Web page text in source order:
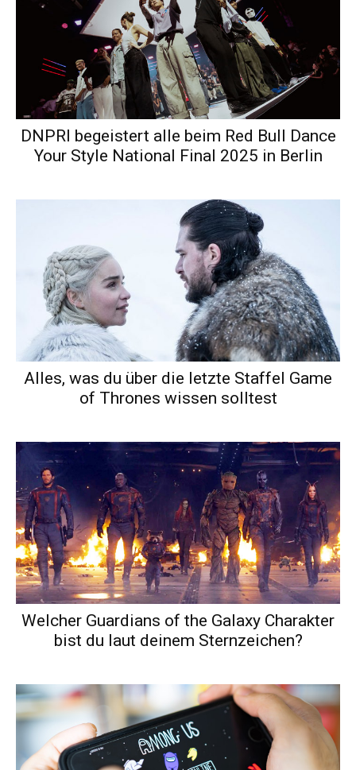
DNPRI begeistert alle beim Red Bull Dance
Your Style National Final 2025 in Berlin
Alles, was du über die letzte Staffel Game
of Thrones wissen solltest
Welcher Guardians of the Galaxy Charakter
bist du laut deinem Sternzeichen?